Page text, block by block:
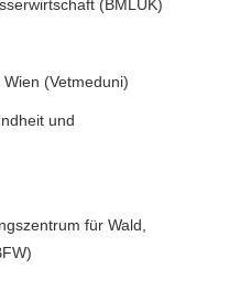
(BMLUK)
(Vetmeduni)
und
für Wald,